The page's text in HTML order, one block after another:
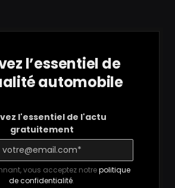
l’essentiel de
automobile
l'essentiel de l'actu
gratuitement
vous acceptez notrepolitique
de confidentialité.